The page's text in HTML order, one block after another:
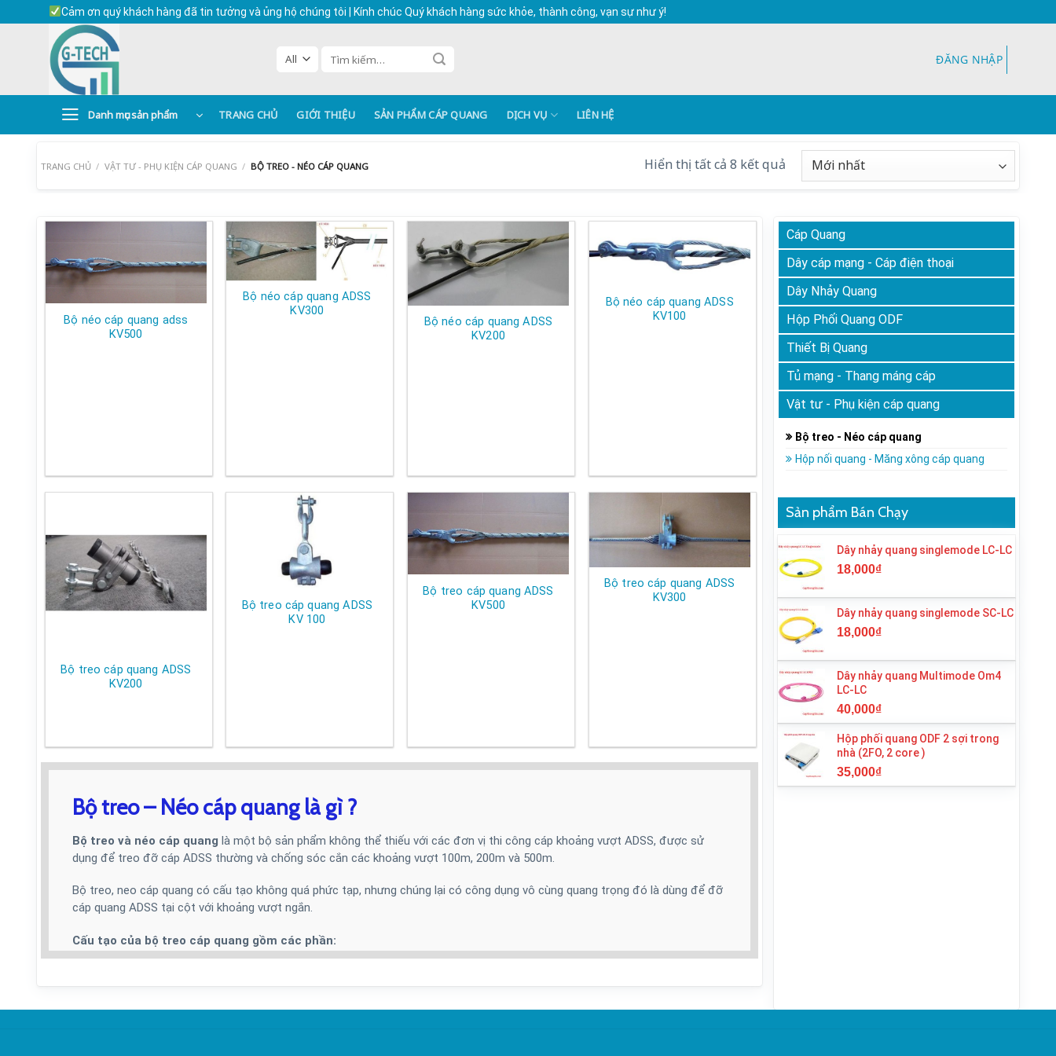
to
Cảm ơn quý khách hàng đã tin tưởng và ủng hộ chúng tôi | Kính chúc Quý khách hàng sức khỏe, thành công, vạn sự như ý!
kiếm:
ĐĂNG NHẬP
Danh mục sản phẩm TRANG CHỦ GIỚI THIỆU SẢN PHẨM CÁP QUANG DỊCH VỤ LIÊN HỆ
TRANG CHỦ / VẬT TƯ - PHỤ KIỆN CÁP QUANG / BỘ TREO - NÉO CÁP QUANG Hiển thị tất cả 8 kết quả
Bộ néo cáp quang adss
KV500
Bộ néo cáp quang ADSS
KV300
Bộ néo cáp quang ADSS
KV200
Bộ néo cáp quang ADSS
KV100
Bộ treo cáp quang ADSS
KV200
Bộ treo cáp quang ADSS
KV 100
Bộ treo cáp quang ADSS
KV500
Bộ treo cáp quang ADSS
KV300
Bộ treo – Néo cáp quang là gì ?
Bộ treo và néo cáp quang là một bộ sản phẩm không thể thiếu với các đơn vị thi công cáp khoảng vượt ADSS, được sử
dụng để treo đỡ cáp ADSS thường và chống sóc cắn các khoảng vượt 100m, 200m và 500m.
Bộ treo, neo cáp quang có cấu tạo không quá phức tạp, nhưng chúng lại có công dụng vô cùng quang trọng đó là dùng để đỡ
cáp quang ADSS tại cột với khoảng vượt ngắn.
Cấu tạo của bộ treo cáp quang gồm các phần:
Cáp Quang
Dây cáp mạng - Cáp điện thoại
Dây Nhảy Quang
Hộp Phối Quang ODF
Thiết Bị Quang
Tủ mạng - Thang máng cáp
Vật tư - Phụ kiện cáp quang
Bộ treo - Néo cáp quang
Hộp nối quang - Măng xông cáp quang
Sản phẩm Bán Chạy
Dây nhảy quang singlemode LC-LC
18,000₫
Dây nhảy quang singlemode SC-LC
18,000₫
Dây nhảy quang Multimode Om4
LC-LC
40,000₫
Hộp phối quang ODF 2 sợi trong
nhà (2FO, 2 core )
35,000₫